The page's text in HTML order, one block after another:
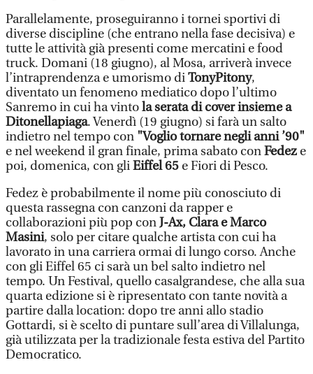
Parallelamente, proseguiranno i tornei sportivi di
diverse discipline (che entrano nella fase decisiva) e
tutte le attività già presenti come mercatini e food
truck. Domani (18 giugno), al Mosa, arriverà invece
l’intraprendenza e umorismo diTonyPitony,
diventato un fenomeno mediatico dopo l’ultimo
Sanremo in cui ha vintola serata di cover insieme a
Ditonellapiaga. Venerdì (19 giugno) si farà un salto
indietro nel tempo con "Voglio tornare negli anni ’90"
e nel weekend il gran finale, prima sabato conFedez e
poi, domenica, con gliEiffel 65 e Fiori di Pesco.
Fedez è probabilmente il nome più conosciuto di
questa rassegna con canzoni da rapper e
collaborazioni più pop conJ-Ax, Clara e Marco
Masini, solo per citare qualche artista con cui ha
lavorato in una carriera ormai di lungo corso. Anche
con gli Eiffel 65 ci sarà un bel salto indietro nel
tempo. Un Festival, quello casalgrandese, che alla sua
quarta edizione si è ripresentato con tante novità a
partire dalla location: dopo tre anni allo stadio
Gottardi, si è scelto di puntare sull’area di Villalunga,
già utilizzata per la tradizionale festa estiva del Partito
Democratico.